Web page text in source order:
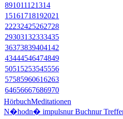
891011121314
15161718192021
22232425262728
29303132333435
36373839404142
43444546474849
5051 5253545556
57585960616263
64656667686970
HörbuchMeditationen
N�hodn� impulsnur Buchnur